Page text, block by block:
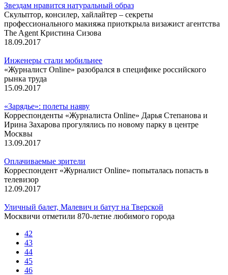
Звездам нравится натуральный образ
Скульптор, консилер, хайлайтер – секреты
профессионального макияжа приоткрыла визажист агентства
The Agent Кристина Сизова
18.09.2017
Инженеры стали мобильнее
«Журналист Online» разобрался в специфике российского
рынка труда
15.09.2017
«Зарядье»: полеты наяву
Корреспонденты «Журналиста Online» Дарья Степанова и
Ирина Захарова прогулялись по новому парку в центре
Москвы
13.09.2017
Оплачиваемые зрители
Корреспондент «Журналист Online» попыталась попасть в
телевизор
12.09.2017
Уличный балет, Малевич и батут на Тверской
Москвичи отметили 870-летие любимого города
42
43
44
45
46